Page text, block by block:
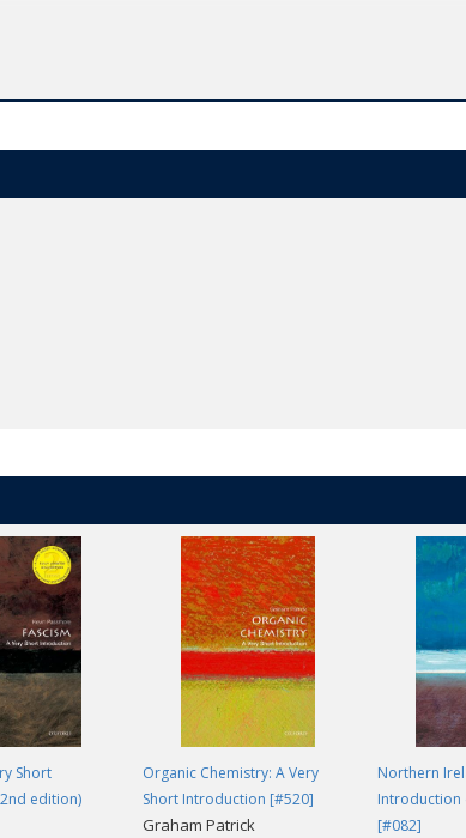
challenges facing the world today
initiatives to tackle these issues
time there have been several periods of mass extinction.
rates are between a hundred and a thousand times
species is at risk. The current extinction crisis is unique,
species loss, and the much more widespread reductions in
quality of human life, indeed to the entire human enterprise.
fascinating and beautiful, it is the engine of all the world's
He considers the various threats to biodiversity, their
conservation.
Short
edition)
Organic Chemistry: A Very
Short Introduction [#520]
Graham Patrick
Northern
Introduction
[#082]